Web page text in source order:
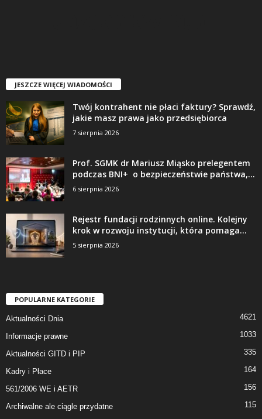
JESZCZE WIĘCEJ WIADOMOŚCI
Twój kontrahent nie płaci faktury? Sprawdź,
jakie masz prawa jako przedsiębiorca
7 sierpnia 2026
Prof. SGMK dr Mariusz Miąsko prelegentem
podczas BNI+ o bezpieczeństwie państwa,...
6 sierpnia 2026
Rejestr fundacji rodzinnych online. Kolejny
krok w rozwoju instytucji, która pomaga...
5 sierpnia 2026
POPULARNE KATEGORIE
Aktualności Dnia 4621
Informacje prawne 1033
Aktualności GITD i PIP 335
Kadry i Płace 164
561/2006 WE i AETR 156
Archiwalne ale ciągle przydatne
115